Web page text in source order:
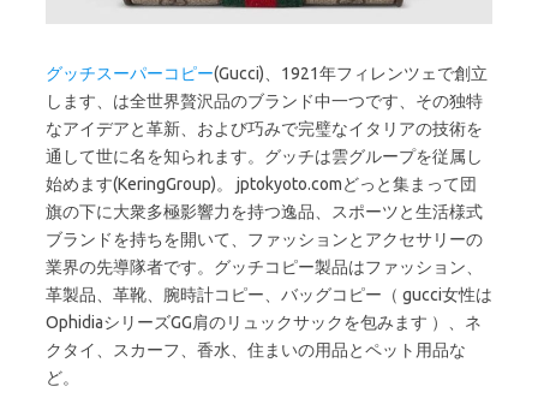
グッチスーパーコピー(Gucci)、1921年フィレンツェで創立
します、は全世界贅沢品のブランド中一つです、その独特
なアイデアと革新、および巧みで完璧なイタリアの技術を
通して世に名を知られます。グッチは雲グループを従属し
始めます(KeringGroup)。 jptokyoto.comどっと集まって団
旗の下に大衆多極影響力を持つ逸品、スポーツと生活様式
ブランドを持ちを開いて、ファッションとアクセサリーの
業界の先導隊者です。グッチコピー製品はファッション、
革製品、革靴、腕時計コピー、バッグコピー（ gucci女性は
OphidiaシリーズGG肩のリュックサックを包みます ）、ネ
クタイ、スカーフ、香水、住まいの用品とペット用品な
ど。